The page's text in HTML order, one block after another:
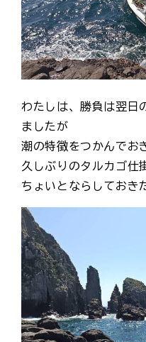
わたしは、勝負は翌日
ましたが
潮の特徴をつかんでお
久しぶりのタルカゴ仕
ちょいとならしておき